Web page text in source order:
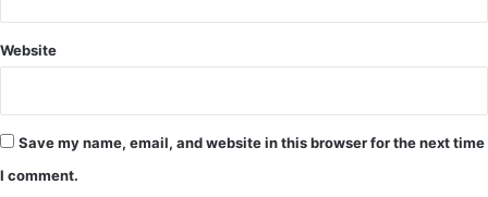
Website
Save my name, email, and website in this browser for the next time
I comment.